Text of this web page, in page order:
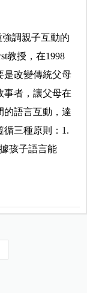
強調親子互動的
教授，在1998
是改變傳統父母
事者，讓父母在
的語言互動，達
循三種原則：1.
孩子語言能